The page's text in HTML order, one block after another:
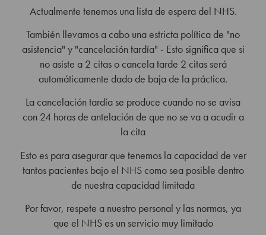
Actualmente tenemos una lista de espera del NHS.
También llevamos a cabo una estricta política de "no
asistencia" y "cancelación tardía" - Esto significa que si
no asiste a 2 citas o cancela tarde 2 citas será
automáticamente dado de baja de la práctica.
La cancelación tardía se produce cuando no se avisa
con 24 horas de antelación de que no se va a acudir a
la cita
Esto es para asegurar que tenemos la capacidad de ver
tantos pacientes bajo el NHS como sea posible dentro
de nuestra capacidad limitada
Por favor, respete a nuestro personal y las normas, ya
que el NHS es un servicio muy limitado